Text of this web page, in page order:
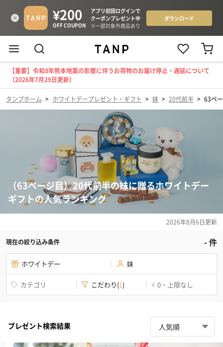
【重要】令和8年熊本地震の影響に伴うお荷物のお届け停止・遅延について
（2026年7月29日更新）
タンプホーム > ホワイトデープレゼント・ギフト > 妹 > 20代前半 > 63ペ
（63ページ目）20代前半の妹に贈るホワイトデー
ギフトの人気ランキング
2026年8月6日更新
現在の絞り込み条件 -件
ホワイトデー 妹
カテゴリ こだわり(1) ¥ 0 ~ 上限なし
プレゼント検索結果